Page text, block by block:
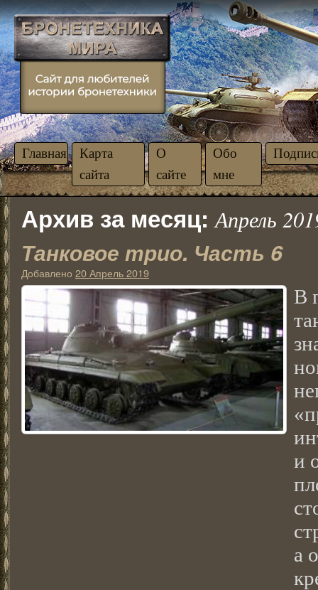
Главная
Карта
сайта
О
сайте
Обо
мне
Архив за месяц:Апрель
Танковое трио. Часть 6
Добавлено 20 Апрель 2019
В
и
а